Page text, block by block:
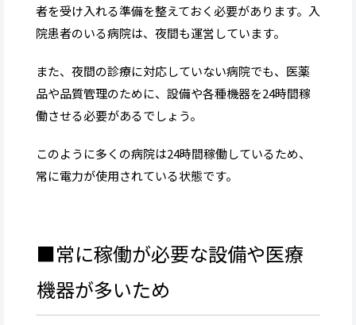
者を受け入れる準備を整えておく必要があります。入
院患者のいる病院は、夜間も運営しています。
また、夜間の診療に対応していない病院でも、医薬
品や品質管理のために、設備や各種機器を24時間稼
働させる必要があるでしょう。
このように多くの病院は24時間稼働しているため、
常に電力が使用されている状態です。
■常に稼働が必要な設備や医療
機器が多いため